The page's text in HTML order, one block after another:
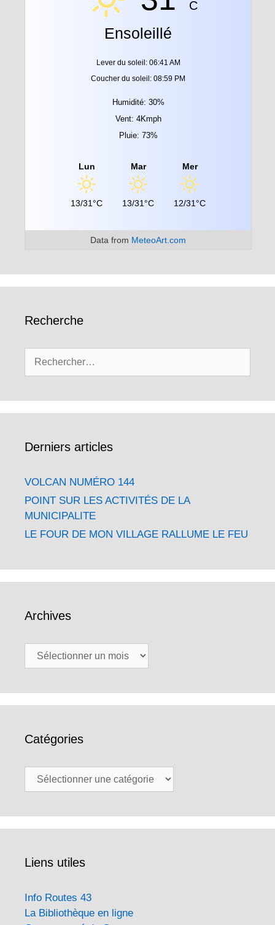
C
Ensoleillé
Lever du soleil: 06:41 AM
Coucher du soleil: 08:59 PM
Humidité: 30%
Vent: 4Kmph
Pluie: 73%
Lun
13/31°C
Mar
13/31°C
Mer
12/31°C
Data from MeteoArt.com
Recherche
Rechercher :
Derniers articles
VOLCAN NUMÉRO 144
POINT SUR LES ACTIVITÉS DE LA
MUNICIPALITE
LE FOUR DE MON VILLAGE RALLUME LE FEU
Archives
Archives
Catégories
Catégories
Liens utiles
Info Routes 43
La Bibliothèque en ligne